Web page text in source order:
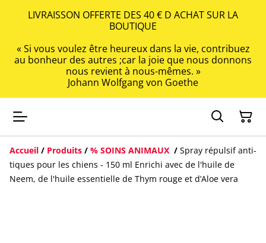
LIVRAISSON OFFERTE DES 40 € D ACHAT SUR LA
BOUTIQUE
« Si vous voulez être heureux dans la vie, contribuez
au bonheur des autres ;car la joie que nous donnons
nous revient à nous-mêmes. »
Johann Wolfgang von Goethe
Accueil / Produits / % SOINS ANIMAUX / Spray répulsif anti-
tiques pour les chiens - 150 ml Enrichi avec de l'huile de
Neem, de l'huile essentielle de Thym rouge et d’Aloe vera